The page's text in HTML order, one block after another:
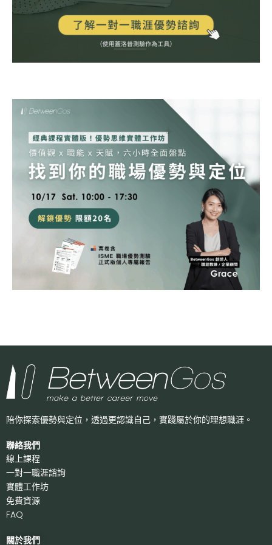
陪你探索優勢與定位，透過更認識自己， 實踐屬於你的理想職涯。
聯絡我們
線上課程
一對一職涯諮詢
實體工作坊
免費資源
FAQ
關於我們